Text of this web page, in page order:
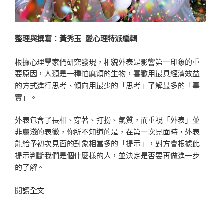
整理與撰寫：黃秀玉 愛心理特派編輯
根據心理學家們研究發現，相貌外表是影響第一印象的重
要原因，人類是一種怕麻煩的生物，喜歡用最具經濟效益
的方式進行思考、傾向用最少的「思考」了解最多的「事
實」。
外表包含了長相、穿著、打扮、氣質，而重視「外表」並
非膚淺的表徵，你所不知道的是，在第一次見面時，外表
能給予初次見面的對象相當多的「提示」，對方會根據此
提示判斷我們是個什麼樣的人，並決定是否要再做進一步
的了解。
閱讀全文〈魅